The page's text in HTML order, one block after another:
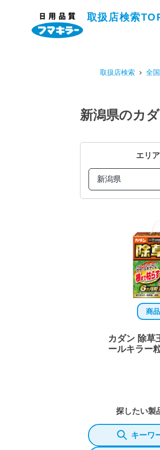
取扱店検索
取扱店検索 全国
新潟県のカ
エリ
新潟県
商
カダン 除草
ールキラー
探したい製
キーワ